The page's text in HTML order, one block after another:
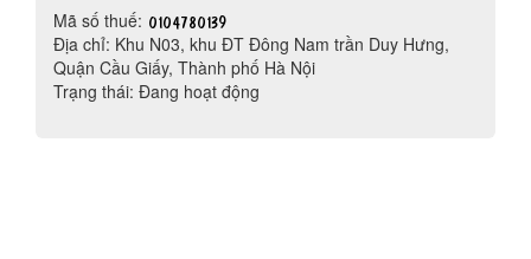
Mã số thuế:
Địa chỉ: Khu N03, khu ĐT Đông Nam trần Duy Hưng,
Quận Cầu Giấy, Thành phố Hà Nội
Trạng thái: Đang hoạt động